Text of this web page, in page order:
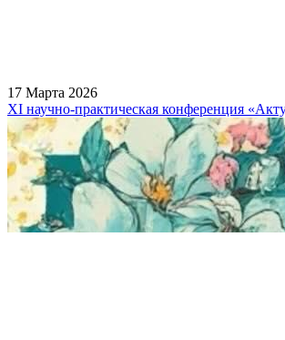
17 Марта 2026
XI научно-практическая конференция